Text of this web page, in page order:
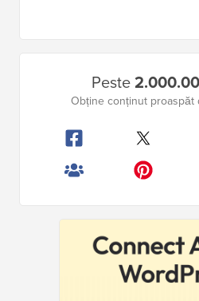
principală
Peste
Obține conținut proaspăt